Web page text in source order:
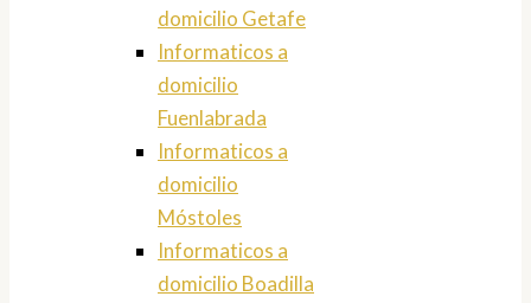
domicilio Getafe
Informaticos a
domicilio
Fuenlabrada
Informaticos a
domicilio
Móstoles
Informaticos a
domicilio Boadilla